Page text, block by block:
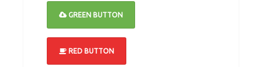
GREEN BUTTON
RED BUTTON